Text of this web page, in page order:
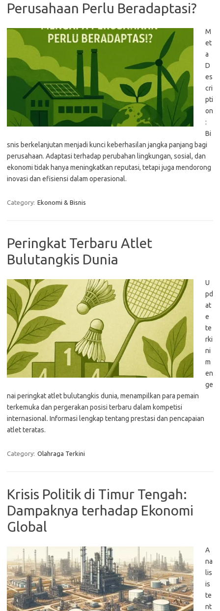
Perusahaan Perlu Beradaptasi?
M
et
a
D
es
cri
pti
on
:
Bi
snis berkelanjutan menjadi kunci keberhasilan jangka panjang bagi
perusahaan. Adaptasi terhadap perubahan lingkungan, sosial, dan
ekonomi tidak hanya meningkatkan reputasi, tetapi juga mendorong
inovasi dan efisiensi dalam operasional.
Category: Ekonomi & Bisnis
Peringkat Terbaru Atlet
Bulutangkis Dunia
U
pd
at
e
te
rki
ni
m
en
ge
nai peringkat atlet bulutangkis dunia, menampilkan para pemain
terkemuka dan pergerakan posisi terbaru dalam kompetisi
internasional. Informasi lengkap tentang prestasi dan pencapaian
atlet teratas.
Category: Olahraga Terkini
Krisis Politik di Timur Tengah:
Dampaknya terhadap Ekonomi
Global
A
na
lis
is
te
nt